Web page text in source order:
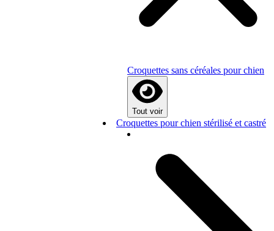
Croquettes sans céréales pour chien
Tout voir
Croquettes pour chien stérilisé et castré